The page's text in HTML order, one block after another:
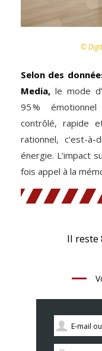
©
Selon des
Media, le mode
95 %
contrôlé, rapide
rationnel, c’est-
énergie. L’impact
fois appel à la
Il